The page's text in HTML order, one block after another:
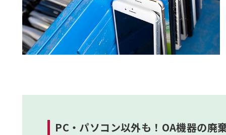
PC・パソコン以外も！OA機器の廃